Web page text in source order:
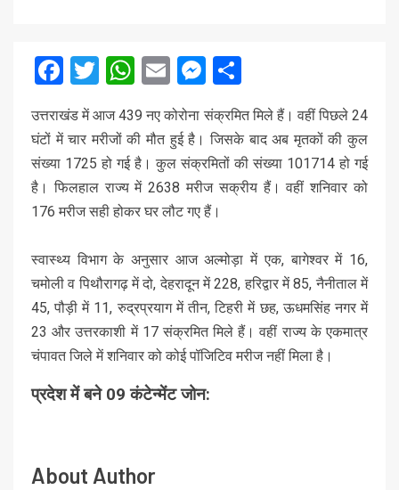
Facebook
Twitter
WhatsApp
EmailMessenger
उत्तराखंड में आज 439 नए कोरोना संक्रमित मिले हैं। वहीं पिछले 24
घंटों में चार मरीजों की मौत हुई है। जिसके बाद अब मृतकों की कुल
संख्या 1725 हो गई है। कुल संक्रमितों की संख्या 101714 हो गई
है। फिलहाल राज्य में 2638 मरीज सक्रीय हैं। वहीं शनिवार को
176 मरीज सही होकर घर लौट गए हैं।
स्वास्थ्य विभाग के अनुसार आज अल्मोड़ा में एक, बागेश्वर में 16,
चमोली व पिथौरागढ़ में दो, देहरादून में 228, हरिद्वार में 85, नैनीताल में
45, पौड़ी में 11, रुद्रप्रयाग में तीन, टिहरी में छह, ऊधमसिंह नगर में
23 और उत्तरकाशी में 17 संक्रमित मिले हैं। वहीं राज्य के एकमात्र
चंपावत जिले में शनिवार को कोई पॉजिटिव मरीज नहीं मिला है।
प्रदेश में बने 09 कंटेन्मेंट जोन:
About Author